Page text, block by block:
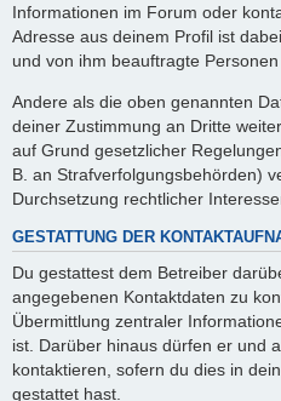
Informationen im Forum oder
Adresse aus deinem Profil ist
und von ihm beauftragte
Andere als die oben genannten
deiner Zustimmung an Dritte
auf Grund gesetzlicher
B. an Strafverfolgungsbehörden)
Durchsetzung rechtlicher
GESTATTUNG DER
Du gestattest dem Betreiber
angegebenen Kontaktdaten zu
Übermittlung zentraler
ist. Darüber hinaus dürfen er und
kontaktieren, sofern du dies in
gestattet hast.